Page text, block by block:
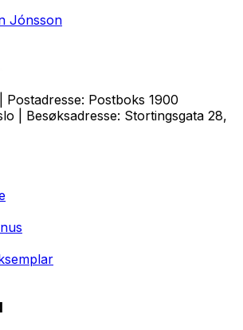
Jónsson
| Postadresse: Postboks 1900
| Besøksadresse: Stortingsgata 28,